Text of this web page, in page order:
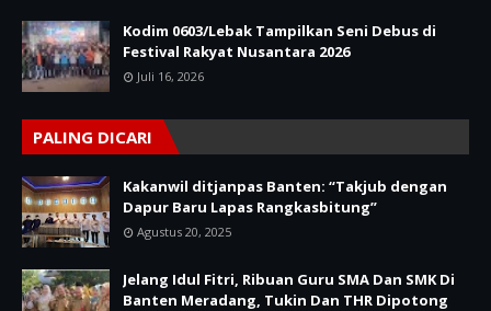
Kodim 0603/Lebak Tampilkan Seni Debus di
Festival Rakyat Nusantara 2026
Juli 16, 2026
PALING DICARI
Kakanwil ditjanpas Banten: “Takjub dengan
Dapur Baru Lapas Rangkasbitung”
Agustus 20, 2025
Jelang Idul Fitri, Ribuan Guru SMA Dan SMK Di
Banten Meradang, Tukin Dan THR Dipotong